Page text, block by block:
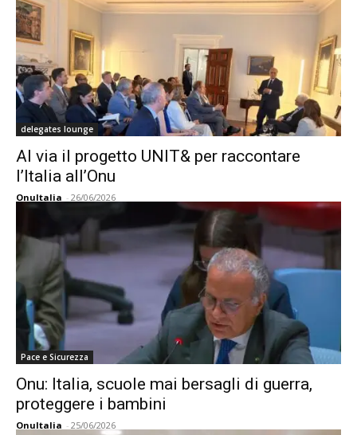
delegates lounge
Al via il progetto UNIT& per raccontare
l’Italia all’Onu
OnuItalia - 26/06/2026
Pace e Sicurezza
Onu: Italia, scuole mai bersagli di guerra,
proteggere i bambini
OnuItalia - 25/06/2026